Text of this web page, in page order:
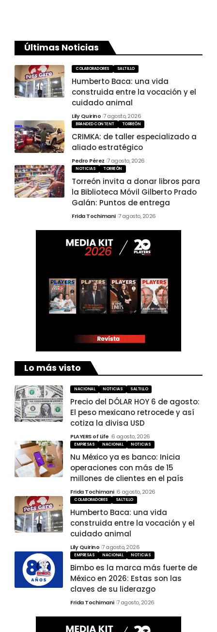
Últimas Noticias
COLABORADORES SALTILLO
Humberto Baca: una vida
construida entre la vocación y el
cuidado animal
Lily Quirino 7 agosto, 2026
BRANDED CONTENT TORREÓN
CRIMKA: de taller especializado a
aliado estratégico
Pedro Pérez 7 agosto, 2026
NOTICIAS TORREÓN
Torreón invita a donar libros para
la Biblioteca Móvil Gilberto Prado
Galán: Puntos de entrega
Frida Tochimani 7 agosto, 2026
Lo más visto
NACIONAL NOTICIAS SALTILLO
Precio del DÓLAR HOY 6 de agosto:
El peso mexicano retrocede y así
cotiza la divisa USD
PLAYERS of Life 6 agosto, 2026
EMPRESAS NACIONAL NOTICIAS
Nu México ya es banco: Inicia
operaciones con más de 15
millones de clientes en el país
Frida Tochimani 6 agosto, 2026
COLABORADORES SALTILLO
Humberto Baca: una vida
construida entre la vocación y el
cuidado animal
Lily Quirino 7 agosto, 2026
EMPRESAS NACIONAL NOTICIAS
Bimbo es la marca más fuerte de
México en 2026: Estas son las
claves de su liderazgo
Frida Tochimani 7 agosto, 2026